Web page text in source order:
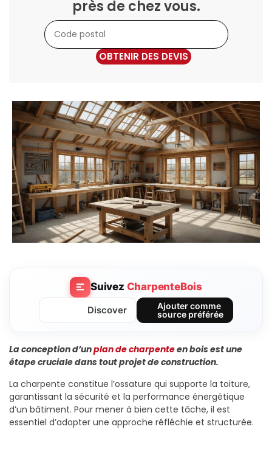
près de chez vous.
OBTENIR DES DEVIS
Suivez CharpenteBois
Discover
Ajouter comme
source préférée
La conception d’unplan de charpenteen bois est une
étape cruciale dans tout projet de construction.
La charpente constitue l’ossature qui supporte la toiture,
garantissant la sécurité et la performance énergétique
d’un bâtiment. Pour mener à bien cette tâche, il est
essentiel d’adopter une approche réfléchie et structurée.